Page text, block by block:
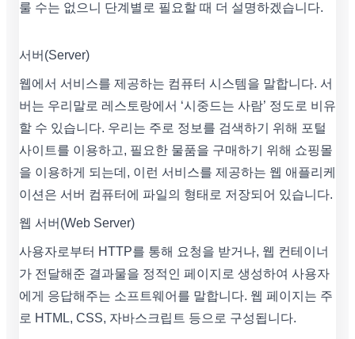
룰 수는 없으니 단계별로 필요할 때 더 설명하겠습니다.
서버(Server)
웹에서 서비스를 제공하는 컴퓨터 시스템을 말합니다. 서
버는 우리말로 레스토랑에서 ‘시중드는 사람’ 정도로 비유
할 수 있습니다. 우리는 주로 정보를 검색하기 위해 포털
사이트를 이용하고, 필요한 물품을 구매하기 위해 쇼핑몰
을 이용하게 되는데, 이런 서비스를 제공하는 웹 애플리케
이션은 서버 컴퓨터에 파일의 형태로 저장되어 있습니다.
웹 서버(Web Server)
사용자로부터 HTTP를 통해 요청을 받거나, 웹 컨테이너
가 전달해준 결과물을 정적인 페이지로 생성하여 사용자
에게 응답해주는 소프트웨어를 말합니다. 웹 페이지는 주
로 HTML, CSS, 자바스크립트 등으로 구성됩니다.